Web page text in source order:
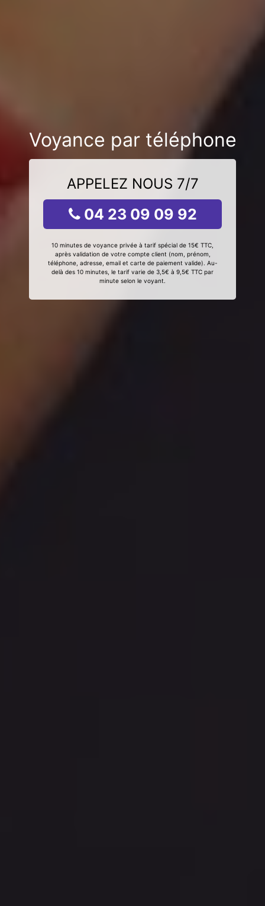
Voyance par téléphone
APPELEZ NOUS 7/7
04 23 09 09 92
10 minutes de voyance privée à tarif spécial de 15€ TTC,
après validation de votre compte client (nom, prénom,
téléphone, adresse, email et carte de paiement valide). Au-
delà des 10 minutes, le tarif varie de 3,5€ à 9,5€ TTC par
minute selon le voyant.